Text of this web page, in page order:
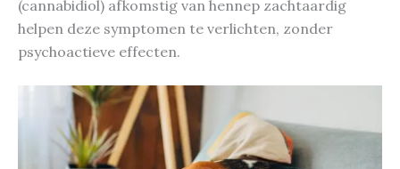
(cannabidiol) afkomstig van hennep zachtaardig
helpen deze symptomen te verlichten, zonder
psychoactieve effecten.